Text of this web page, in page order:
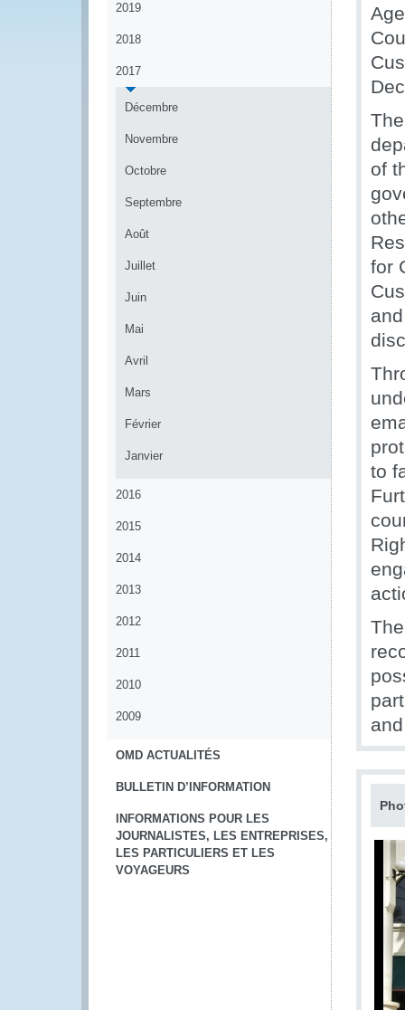
2019
2018
2017
Décembre
Novembre
Octobre
Septembre
Août
Juillet
Juin
Mai
Avril
Mars
Février
Janvier
2016
2015
2014
2013
2012
2011
2010
2009
OMD ACTUALITÉS
BULLETIN D’INFORMATION
INFORMATIONS POUR LES
JOURNALISTES, LES ENTREPRISES,
LES PARTICULIERS ET LES
VOYAGEURS
of
for
to